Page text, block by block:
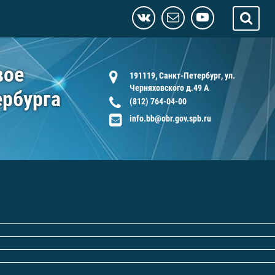
191119, Санкт-Петербург, ул.
Черняховского д.49 А
(812) 764-04-00
info.bb@obr.gov.spb.ru